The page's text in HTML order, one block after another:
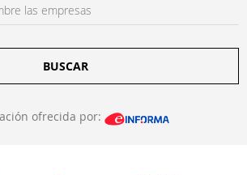
BUSCAR
ofrecida por: